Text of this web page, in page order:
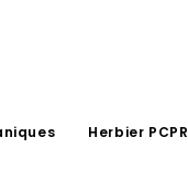
Herbier PCPR